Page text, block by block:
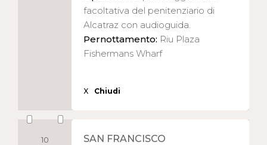
facoltativa del penitenziario di
Alcatraz con audioguida.
Pernottamento: Riu Plaza
Fishermans Wharf
X Chiudi
10 SAN FRANCISCO